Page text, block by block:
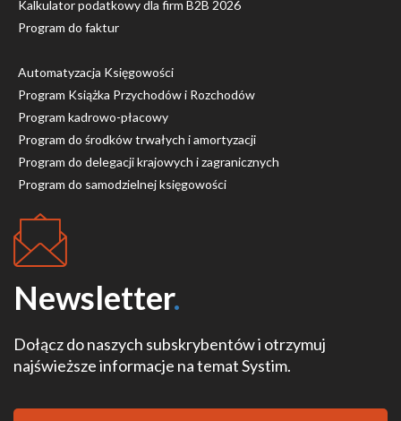
Kalkulator podatkowy dla firm B2B 2026
Program do faktur
Automatyzacja Księgowości
Program Książka Przychodów i Rozchodów
Program kadrowo-płacowy
Program do środków trwałych i amortyzacji
Program do delegacji krajowych i zagranicznych
Program do samodzielnej księgowości
Newsletter.
Dołącz do naszych subskrybentów i otrzymuj
najświeższe informacje na temat Systim.